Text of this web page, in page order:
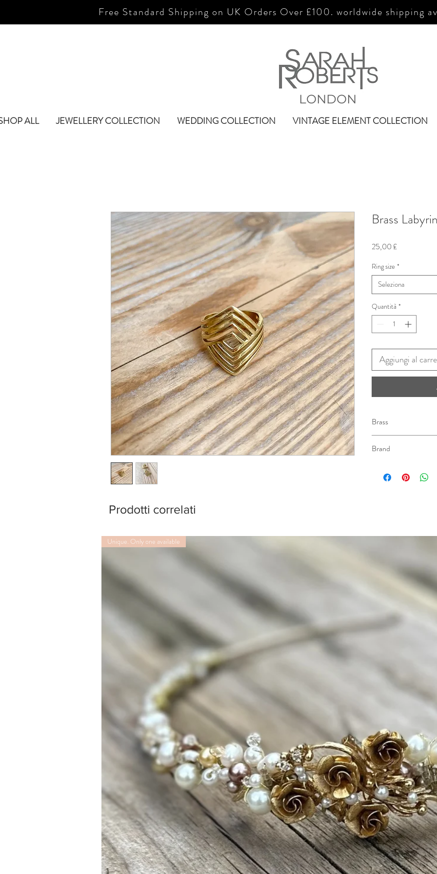
Free Standard Shipping on UK Orders Over £100. worldwide shipping
ALL JEWELLERY COLLECTION WEDDING COLLECTION VINTAGE ELEMENT COLLECTION
LONDON
Brass
25,00 £Prezzo
Ring size *
Seleziona
Quantità *
Aggiungi al
Brass
Brand
Prodotti correlati
Unique. Only one available